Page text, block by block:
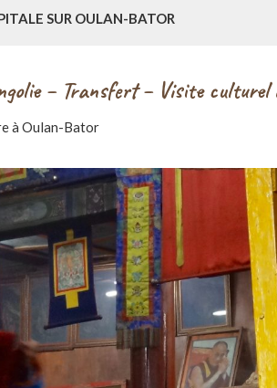
SUR OULAN-BATOR
– Transfert – Visite culturel
à Oulan-Bator